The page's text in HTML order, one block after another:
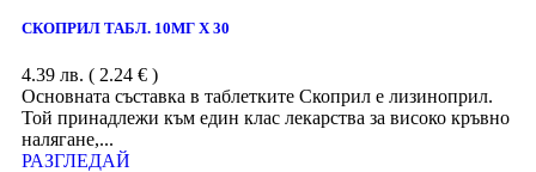
СКОПРИЛ ТАБЛ. 10МГ Х 30
4.39 лв. ( 2.24 € )
Основната съставка в таблетките Скоприл е лизиноприл.
Той принадлежи към един клас лекарства за високо кръвно
налягане,...
РАЗГЛЕДАЙ